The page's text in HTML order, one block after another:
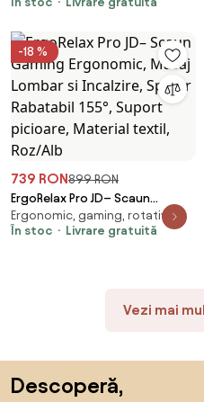
-18 %
739 RON899 RON
ErgoRelax Pro JD– Scaun
Gaming Ergonomic, Masaj
Lombar si Incalzire, Spătar
Ergonomic, gaming, rotativ
În stoc
Livrare gratuită
Vezi mai
Descoperă,